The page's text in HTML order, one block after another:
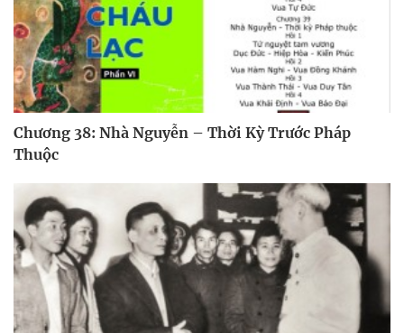
Chương 38: Nhà Nguyễn – Thời Kỳ Trước Pháp
Thuộc